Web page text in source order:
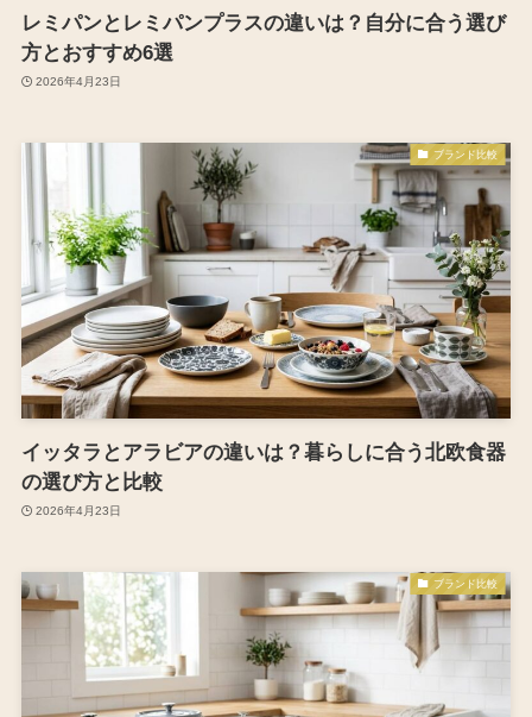
レミパンとレミパンプラスの違いは？自分に合う選び
方とおすすめ6選
2026年4月23日
ブランド比較
イッタラとアラビアの違いは？暮らしに合う北欧食器
の選び方と比較
2026年4月23日
ブランド比較